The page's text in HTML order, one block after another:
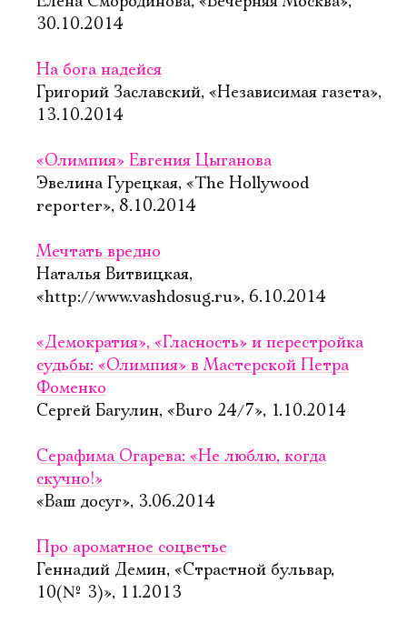
30.10.2014
На бога надейся
Григорий Заславский, «Независимая газета»,
13.10.2014
«Олимпия» Евгения Цыганова
Эвелина Гурецкая, «The Hollywood
reporter», 8.10.2014
Мечтать вредно
Наталья Витвицкая,
«http://www.vashdosug.ru», 6.10.2014
«Демократия», «Гласность» и перестройка
судьбы: «Олимпия» в Мастерской Петра
Фоменко
Сергей Багулин, «Buro 24/7», 1.10.2014
Серафима Огарева: «Не люблю, когда
скучно!»
«Ваш досуг», 3.06.2014
Про ароматное соцветье
Геннадий Демин, «Страстной бульвар,
10(№ 3)», 11.2013